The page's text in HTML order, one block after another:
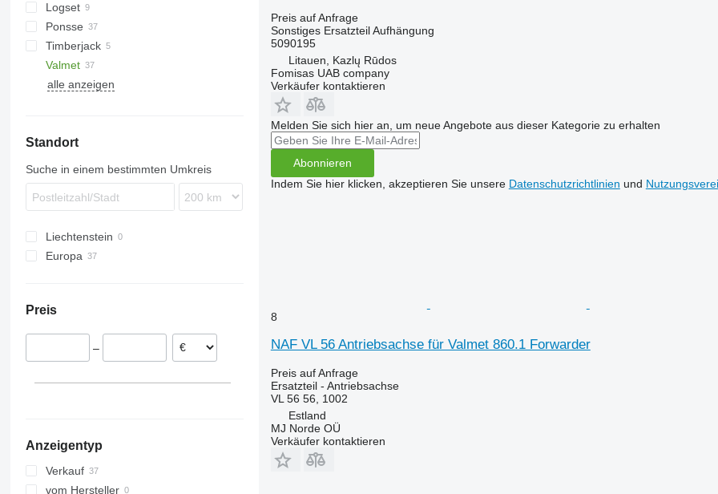
818
1110
1210
1270
1470
F-series
D series
Logset
Ponsse
Bear
Buffalo
Elephant
Scorpion
Timberjack
810
1210
Valmet
840
alle anzeigen
Standort
Suche in einem bestimmten Umkreis
Liechtenstein
Europa
Preis
–
Anzeigentyp
Verkauf
vom Hersteller
Preis auf Anfrage
Sonstiges Ersatzteil Aufhängung
5090195
Litauen, Kazlų Rūdos
Fomisas UAB company
Verkäufer kontaktieren
Melden Sie sich hier an, um neue Angebote aus dieser Kategorie zu erhalten
Abonnieren
Indem Sie hier klicken, akzeptieren Sie unsere Datenschutzrichtlinien und
8
NAF VL 56 Antriebsachse für Valmet 860.1 Forwarder
Preis auf Anfrage
Ersatzteil - Antriebsachse
VL 56 56, 1002
Estland
MJ Norde OÜ
Verkäufer kontaktieren